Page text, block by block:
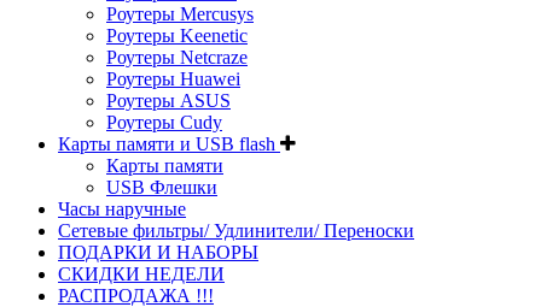
Роутеры Mercusys
Роутеры Keenetic
Роутеры Netcraze
Роутеры Huawei
Роутеры ASUS
Роутеры Cudy
Карты памяти и USB flash
Карты памяти
USB Флешки
Часы наручные
Сетевые фильтры/ Удлинители/ Переноски
ПОДАРКИ И НАБОРЫ
СКИДКИ НЕДЕЛИ
РАСПРОДАЖА !!!